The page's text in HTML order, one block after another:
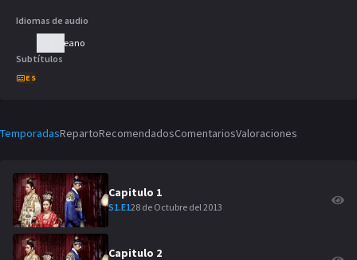
Idiomas de audio
Coreano
Subtítulos
ES
TemporadasRepartoRecomendadosComentariosValoraciones
Capitulo 1
S1.E128 de Octubre del 2013
Capitulo 2